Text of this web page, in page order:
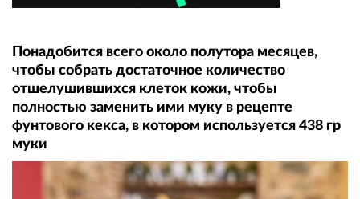
Понадобится всего около полутора месяцев,
чтобы собрать достаточное количество
отшелушившихся клеток кожи, чтобы
полностью заменить ими муку в рецепте
фунтового кекса, в котором используется 438 гр
муки